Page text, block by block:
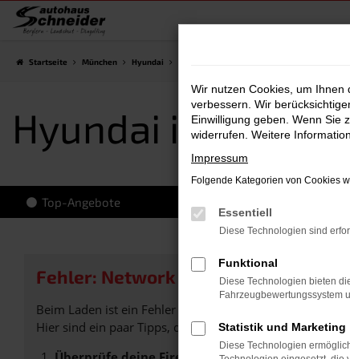
Zum
Startseite München Hyundai
Hyundai i30
Top-Angebote
Fehler: Network Error
Beim Laden ist ein Fehler aufgetreten.
Hier sind ein paar Tipps, die dir helfen können:
Wir nutzen Cookies, um
verbessern. Wir
Einwilligung geben. Wenn Sie
widerrufen. Weitere
Impressum
Folgende Kategorien von Cookies
Essentiell
Diese Technologien sind
Funktional
Diese Technologien bieten
Fahrzeugbewertungssystem
Statistik und Marketing
Diese Technologien